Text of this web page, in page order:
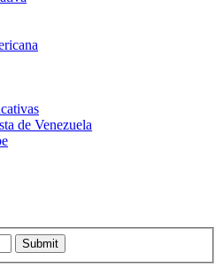
de Venezuela
Submit